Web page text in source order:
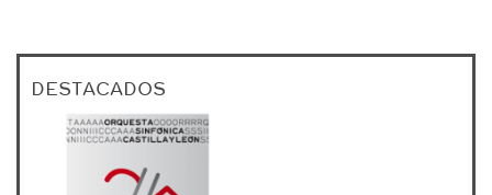
DESTACADOS